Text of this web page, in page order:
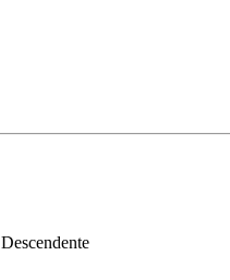
Descendente